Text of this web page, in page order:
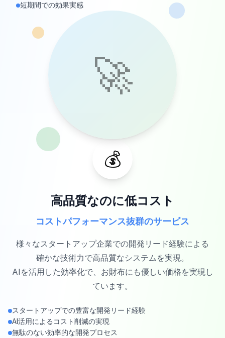
短期間での効果実感
🚀
💰
高品質なのに低コスト
コストパフォーマンス抜群のサービス
様々なスタートアップ企業での開発リード経験による
確かな技術力で高品質なシステムを実現。
AIを活用した効率化で、お財布にも優しい価格を実現し
ています。
スタートアップでの豊富な開発リード経験
AI活用によるコスト削減の実現
無駄のない効率的な開発プロセス